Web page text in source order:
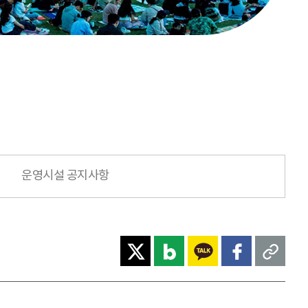
운영시설 공지사항